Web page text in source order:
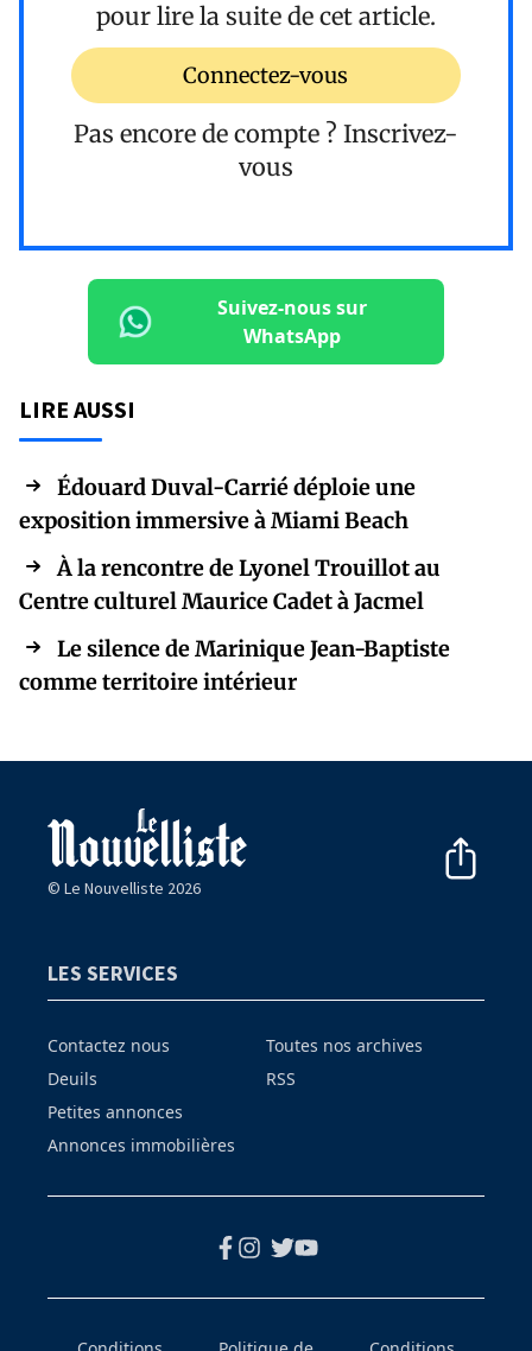
pour lire la suite de cet article.
Connectez-vous
Pas encore de compte ? Inscrivez-
vous
Suivez-nous sur
WhatsApp
LIRE AUSSI
Édouard Duval-Carrié déploie une
exposition immersive à Miami Beach
À la rencontre de Lyonel Trouillot au
Centre culturel Maurice Cadet à Jacmel
Le silence de Marinique Jean-Baptiste
comme territoire intérieur
© Le Nouvelliste 2026
LES SERVICES
Contactez nous
Deuils
Petites annonces
Annonces immobilières
Toutes nos archives
RSS